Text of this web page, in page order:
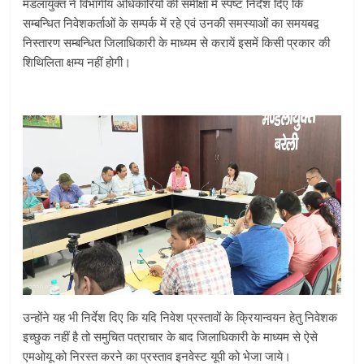
मंडलायुक्त ने विभागीय अधिकारियों की समीक्षा में स्पष्ट निर्देश दिए कि
सम्बन्धित निवेशकर्ताओं के सम्पर्क में रहे एवं उनकी समस्याओं का समयबद्व
निस्तारण सम्बन्धित जिलाधिकारी के माध्यम से करायें इसमें किसी प्रकार की
शिथिलिता क्षम्य नहीं होगी।
उन्होंने यह भी निर्देश दिए कि यदि निवेश प्रस्तावों के क्रियान्वयन हेतु निवेशक
इच्छुक नहीं है तो समुचित पत्राचार के बाद जिलाधिकारी के माध्यम से ऐसे
एमओयू को निरस्त करने का प्रस्ताव इनवेस्ट यूपी को भेजा जाये।